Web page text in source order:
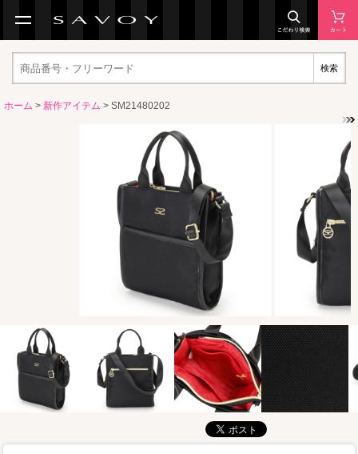
検索
ホーム > 新作アイテム > SM21480202